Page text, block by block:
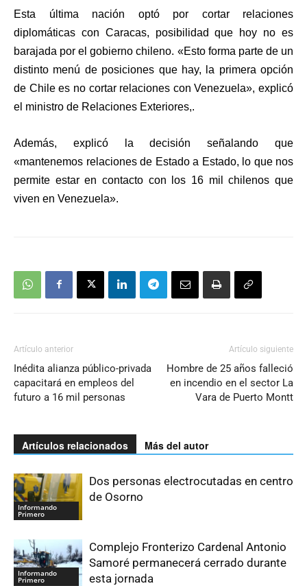
Esta última nación optó por cortar relaciones
diplomáticas con Caracas, posibilidad que hoy no es
barajada por el gobierno chileno. «Esto forma parte de un
distinto menú de posiciones que hay, la primera opción
de Chile es no cortar relaciones con Venezuela», explicó
el ministro de Relaciones Exteriores,.
Además, explicó la decisión señalando que
«mantenemos relaciones de Estado a Estado, lo que nos
permite estar en contacto con los 16 mil chilenos que
viven en Venezuela».
Artículo anterior
Inédita alianza público-privada
capacitará en empleos del
futuro a 16 mil personas
Artículo siguiente
Hombre de 25 años falleció
en incendio en el sector La
Vara de Puerto Montt
Artículos relacionados Más del autor
Informando
Primero
Dos personas electrocutadas en centro
de Osorno
Informando
Primero
Complejo Fronterizo Cardenal Antonio
Samoré permanecerá cerrado durante
esta jornada